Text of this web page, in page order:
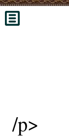
/p>